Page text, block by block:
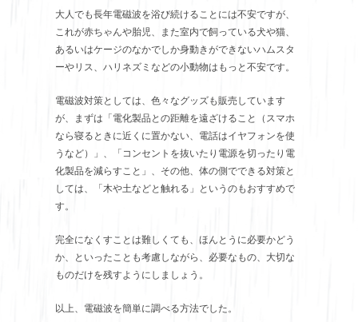
大人でも長年電磁波を浴び続けることには不安ですが、
これが赤ちゃんや胎児、また室内で飼っている犬や猫、
あるいはケージのなかでしか身動きができないハムスタ
ーやリス、ハリネズミなどの小動物はもっと不安です。
電磁波対策としては、色々なグッズも販売しています
が、まずは「電化製品との距離を遠ざけること（スマホ
なら寝るときに近くに置かない、電話はイヤフォンを使
うなど）」、「コンセントを抜いたり電源を切ったり電
化製品を減らすこと」、その他、体の側でできる対策と
しては、「木や土などと触れる」というのもおすすめで
す。
完全になくすことは難しくても、ほんとうに必要かどう
か、といったことも考慮しながら、必要なもの、大切な
ものだけを残すようにしましょう。
以上、電磁波を簡単に調べる方法でした。